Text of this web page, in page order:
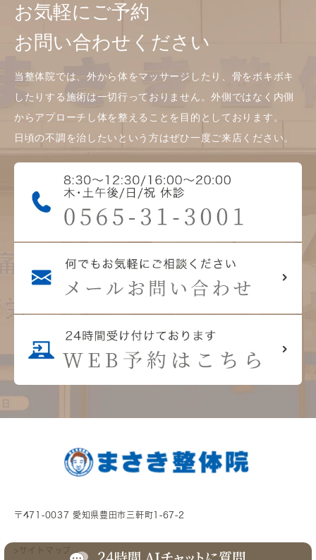
お気軽にご予約
お問い合わせください
当整体院では、外から体をマッサージしたり、骨をボキボキ
したりする施術は一切行っておりません。外側ではなく内側
からアプローチし体を整えることを目的としております。
日頃の不調を治したいという方はぜひ一度ご来店ください。
〒471-0037 愛知県豊田市三軒町1-67-2
>サイトマップ